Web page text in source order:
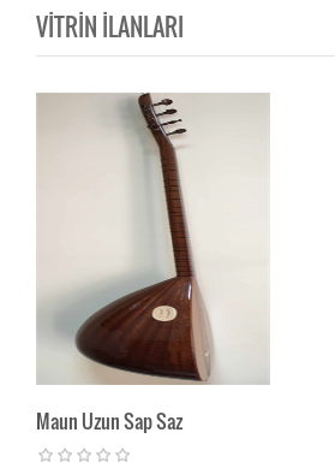
VİTRİN İLANLARI
Maun Uzun Sap Saz